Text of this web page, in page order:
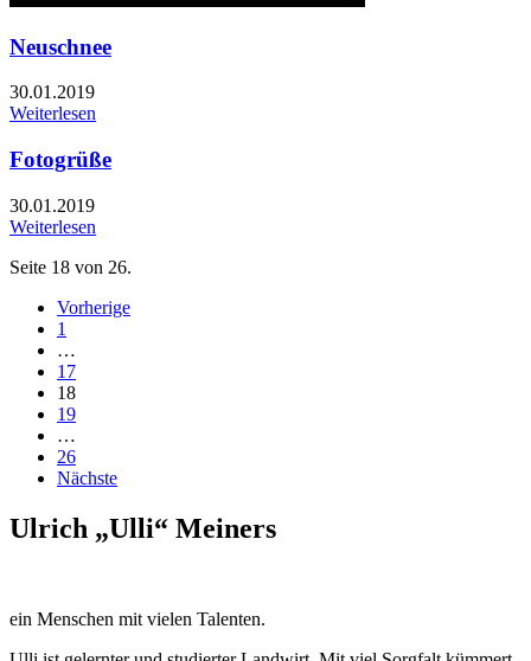
Neuschnee
30.01.2019
Weiterlesen
Fotogrüße
30.01.2019
Weiterlesen
Seite 18 von 26.
Vorherige
1
…
17
18
19
…
26
Nächste
Ulrich „Ulli“ Meiners
ein Menschen mit vielen Talenten.